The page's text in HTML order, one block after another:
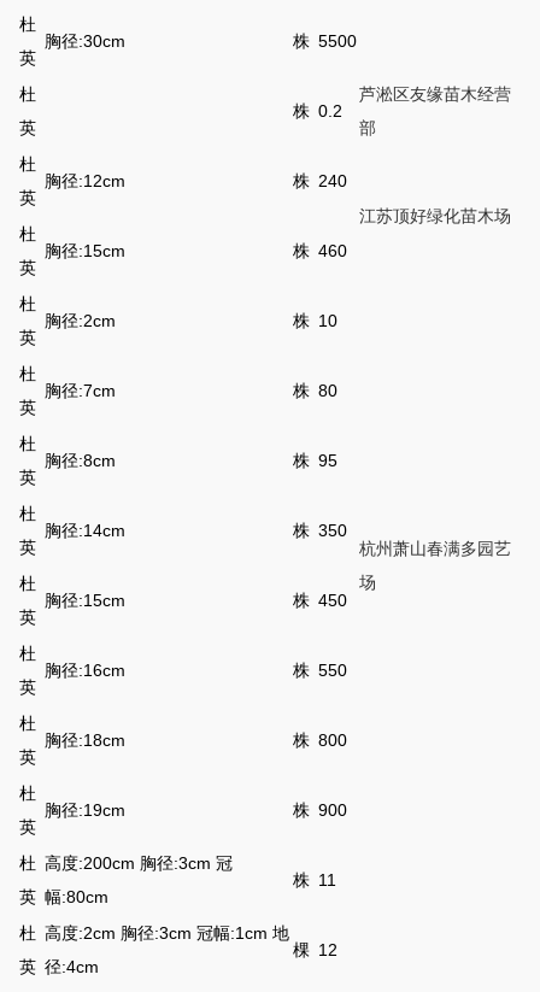
杜
英
胸径:30cm 株 5500
杜
英
株 0.2
芦淞区友缘苗木经营
部
杜
英
胸径:12cm 株 240
江苏顶好绿化苗木场
杜
英
胸径:15cm 株 460
杜
英
胸径:2cm 株 10
杭州萧山春满多园艺
场
杜
英
胸径:7cm 株 80
杜
英
胸径:8cm 株 95
杜
英
胸径:14cm 株 350
杜
英
胸径:15cm 株 450
杜
英
胸径:16cm 株 550
杜
英
胸径:18cm 株 800
杜
英
胸径:19cm 株 900
杜
英
高度:200cm 胸径:3cm 冠
幅:80cm
株 11
杜
英
高度:2cm 胸径:3cm 冠幅:1cm 地
径:4cm
棵 12